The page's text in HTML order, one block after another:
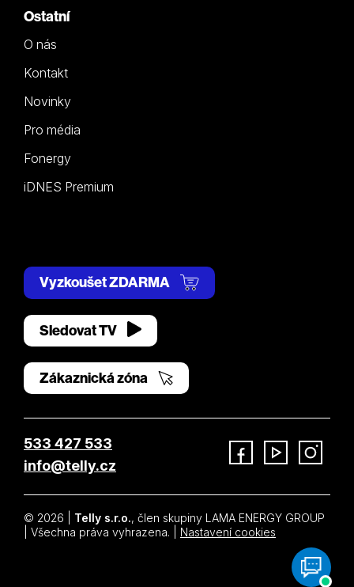
Ostatní
O nás
Kontakt
Novinky
Pro média
Fonergy
iDNES Premium
Vyzkoušet ZDARMA
Sledovat TV
Zákaznická zóna
533 427 533
info@telly.cz
© 2026 | Telly s.r.o., člen skupiny LAMA ENERGY GROUP
| Všechna práva vyhrazena. | Nastavení cookies